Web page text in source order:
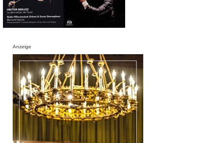
Anzeige